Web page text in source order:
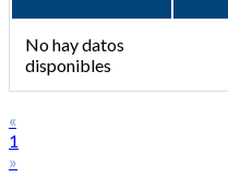
No hay datos
disponibles
«
1
»